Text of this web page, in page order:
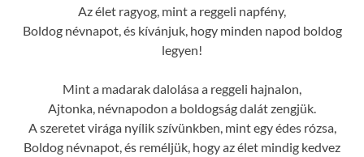
Az élet ragyog, mint a reggeli napfény,
Boldog névnapot, és kívánjuk, hogy minden napod boldog
legyen!
Mint a madarak dalolása a reggeli hajnalon,
Ajtonka, névnapodon a boldogság dalát zengjük.
A szeretet virága nyílik szívünkben, mint egy édes rózsa,
Boldog névnapot, és reméljük, hogy az élet mindig kedvez